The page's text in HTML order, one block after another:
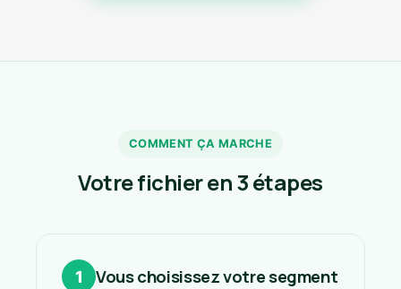
COMMENT ÇA MARCHE
Votre fichier en 3 étapes
1 Vous choisissez votre segment